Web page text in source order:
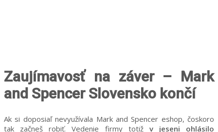
Zaujímavosť na záver – Mark
and Spencer Slovensko končí
Ak si doposiaľ nevyužívala Mark and Spencer eshop, čoskoro
tak začneš robiť. Vedenie firmy totiž v jeseni ohlásilo